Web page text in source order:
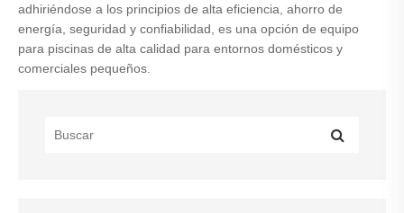
adhiriéndose a los principios de alta eficiencia, ahorro de
energía, seguridad y confiabilidad, es una opción de equipo
para piscinas de alta calidad para entornos domésticos y
comerciales pequeños.